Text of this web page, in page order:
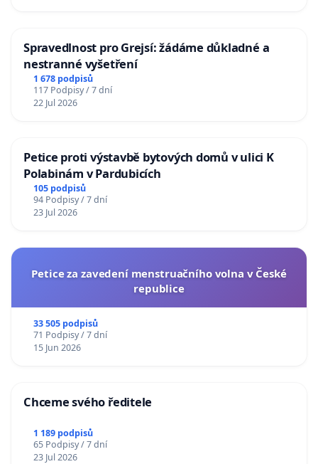
Spravedlnost pro Grejsí: žádáme důkladné a
nestranné vyšetření
1 678 podpisů
117 Podpisy / 7 dní
22 Jul 2026
Petice proti výstavbě bytových domů v ulici K
Polabinám v Pardubicích
105 podpisů
94 Podpisy / 7 dní
23 Jul 2026
Petice za zavedení menstruačního volna v České
republice
33 505 podpisů
71 Podpisy / 7 dní
15 Jun 2026
Chceme svého ředitele
1 189 podpisů
65 Podpisy / 7 dní
23 Jul 2026